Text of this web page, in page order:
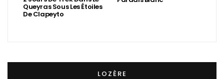
Queyras Sous Les Étoiles
De Clapeyto
LOZÈRE